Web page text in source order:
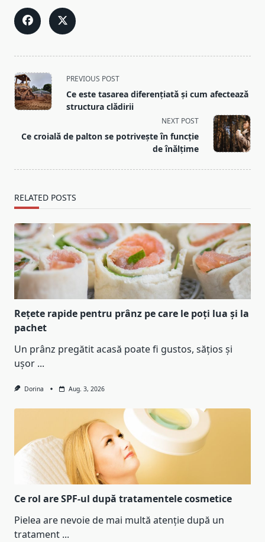
<span
class="nav-
subtitle
reader-
PREVIOUS POST
Ce este tasarea diferențiată și cum afectează
structura clădirii
NEXT POST
Ce croială de palton se potrivește în funcție
de înălțime
RELATED POSTS
Rețete rapide pentru prânz pe care le poți lua și la
pachet
Un prânz pregătit acasă poate fi gustos, sățios și
ușor ...
Dorina Aug. 3, 2026
Ce rol are SPF-ul după tratamentele cosmetice
Pielea are nevoie de mai multă atenție după un
tratament ...